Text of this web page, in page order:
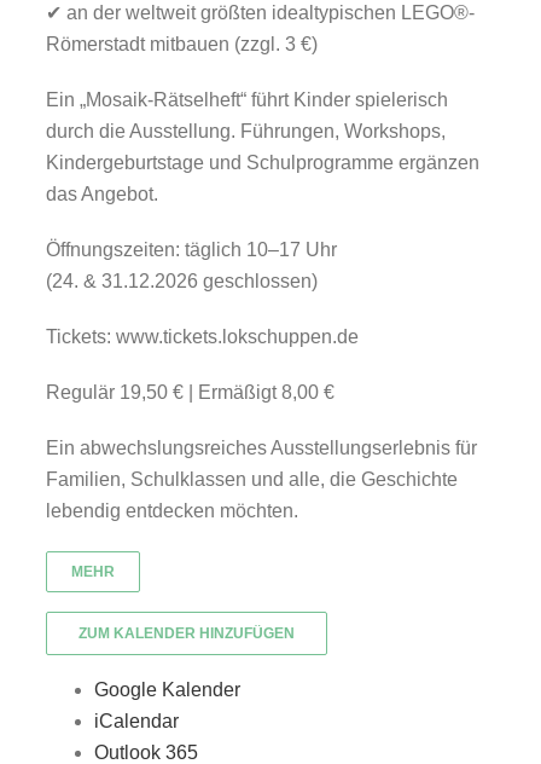
✔ an der weltweit größten idealtypischen LEGO®-
Römerstadt mitbauen (zzgl. 3 €)
Ein „Mosaik-Rätselheft“ führt Kinder spielerisch
durch die Ausstellung. Führungen, Workshops,
Kindergeburtstage und Schulprogramme ergänzen
das Angebot.
Öffnungszeiten: täglich 10–17 Uhr
(24. & 31.12.2026 geschlossen)
Tickets: www.tickets.lokschuppen.de
Regulär 19,50 € | Ermäßigt 8,00 €
Ein abwechslungsreiches Ausstellungserlebnis für
Familien, Schulklassen und alle, die Geschichte
lebendig entdecken möchten.
MEHR
ZUM KALENDER HINZUFÜGEN
Google Kalender
iCalendar
Outlook 365